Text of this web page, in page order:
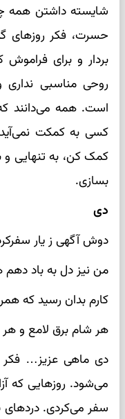
شایسته داشتن همه
حسرت، فکر روزهای
بردار و برای
روحی مناسبی
است. همه می‌دانند
کسی به کمکت
کمک کن، به تنهایی و
بسازی.
دی
دوش آگهی ز یار
من نیز دل به باد دهم
کارم بدان رسید که
هر شام برق لامع و هر
دی ماهی عزیز…
می‌شود. روزهایی که
سفر می‌کردی. دردهای